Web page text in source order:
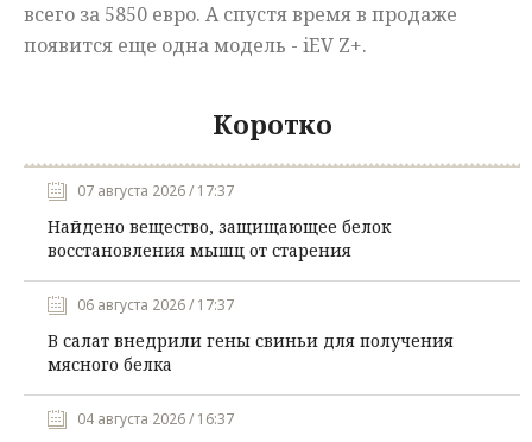
всего за 5850 евро. А спустя время в продаже
появится еще одна модель - iEV Z+.
Коротко
07 августа 2026 / 17:37
Найдено вещество, защищающее белок
восстановления мышц от старения
06 августа 2026 / 17:37
В салат внедрили гены свиньи для получения
мясного белка
04 августа 2026 / 16:37